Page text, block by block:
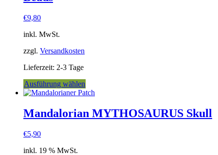
€9,80
inkl. MwSt.
zzgl. Versandkosten
Lieferzeit: 2-3 Tage
Ausführung wählen
Produkt
mehrere
Varianten
Mandalorian MYTHOSAURUS Skull
€5,90
inkl. 19 % MwSt.